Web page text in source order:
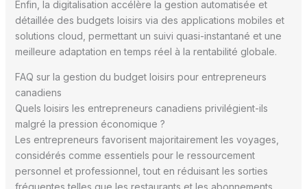
Enfin, la digitalisation accélère la gestion automatisée et
détaillée des budgets loisirs via des applications mobiles et
solutions cloud, permettant un suivi quasi-instantané et une
meilleure adaptation en temps réel à la rentabilité globale.
FAQ sur la gestion du budget loisirs pour entrepreneurs
canadiens
Quels loisirs les entrepreneurs canadiens privilégient-ils
malgré la pression économique ?
Les entrepreneurs favorisent majoritairement les voyages,
considérés comme essentiels pour le ressourcement
personnel et professionnel, tout en réduisant les sorties
fréquentes telles que les restaurants et les abonnements.